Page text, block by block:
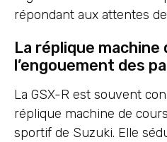
répondant aux attentes
La réplique
l’engouement des
La GSX-R est souvent
réplique machine de
sportif de Suzuki. Elle